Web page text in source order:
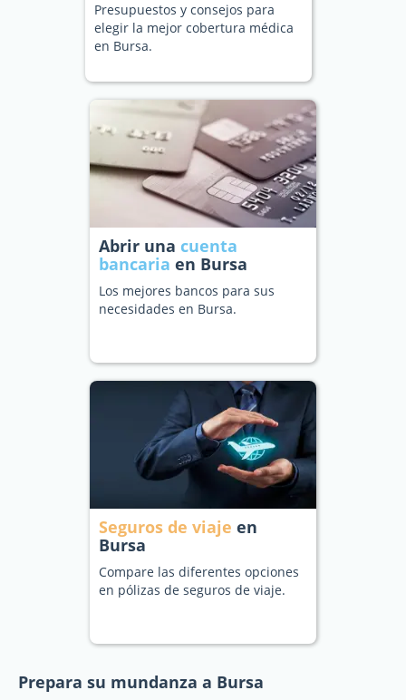
Presupuestos y consejos para
elegir la mejor cobertura médica
en Bursa.
Abrir una cuenta
bancaria en Bursa
Los mejores bancos para sus
necesidades en Bursa.
Seguros de viaje en
Bursa
Compare las diferentes opciones
en pólizas de seguros de viaje.
Prepara su mundanza a Bursa